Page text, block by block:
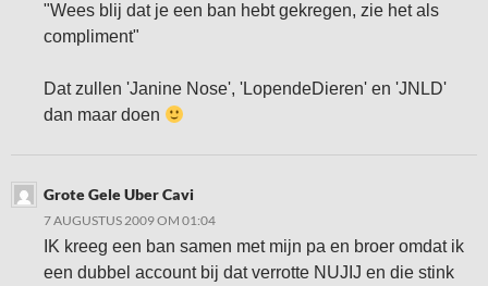
"Wees blij dat je een ban hebt gekregen, zie het als
compliment"
Dat zullen 'Janine Nose', 'LopendeDieren' en 'JNLD'
dan maar doen
Grote Gele Uber Cavi
7 AUGUSTUS 2009 OM 01:04
IK kreeg een ban samen met mijn pa en broer omdat ik
een dubbel account bij dat verrotte NUJIJ en die stink